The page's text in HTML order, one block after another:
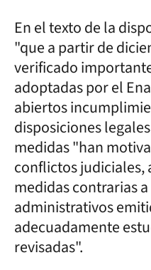
En el texto de la
"que a partir de
verificado
adoptadas por el
abiertos
disposiciones
medidas "han
conflictos judiciales,
medidas contrarias
administrativos
adecuadamente
revisadas".